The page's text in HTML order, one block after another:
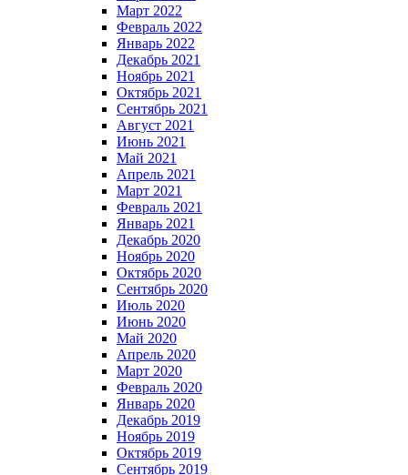
Март 2022
Февраль 2022
Январь 2022
Декабрь 2021
Ноябрь 2021
Октябрь 2021
Сентябрь 2021
Август 2021
Июнь 2021
Май 2021
Апрель 2021
Март 2021
Февраль 2021
Январь 2021
Декабрь 2020
Ноябрь 2020
Октябрь 2020
Сентябрь 2020
Июль 2020
Июнь 2020
Май 2020
Апрель 2020
Март 2020
Февраль 2020
Январь 2020
Декабрь 2019
Ноябрь 2019
Октябрь 2019
Сентябрь 2019